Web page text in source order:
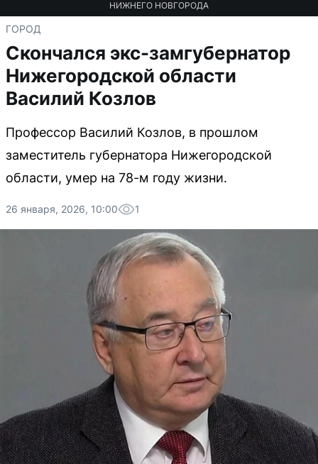
НИЖНЕГО НОВГОРОДА
ГОРОД
Скончался экс-замгубернатор
Нижегородской области
Василий Козлов
Профессор Василий Козлов, в прошлом
заместитель губернатора Нижегородской
области, умер на 78-м году жизни.
26 января, 2026, 10:00 1